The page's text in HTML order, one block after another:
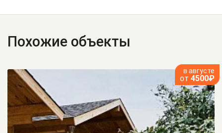
Похожие объекты
в августе
от 4500₽